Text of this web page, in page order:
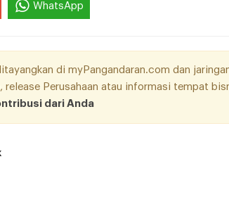
WhatsApp
di myPangandaran.com dan
Perusahaan atau informasi tempat
dari Anda